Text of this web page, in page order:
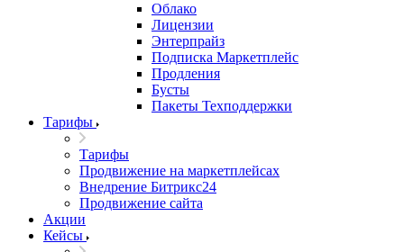
Облако
Лицензии
Энтерпрайз
Подписка Маркетплейс
Продления
Бусты
Пакеты Техподдержки
Тарифы
Тарифы
Продвижение на маркетплейсах
Внедрение Битрикс24
Продвижение сайта
Акции
Кейсы